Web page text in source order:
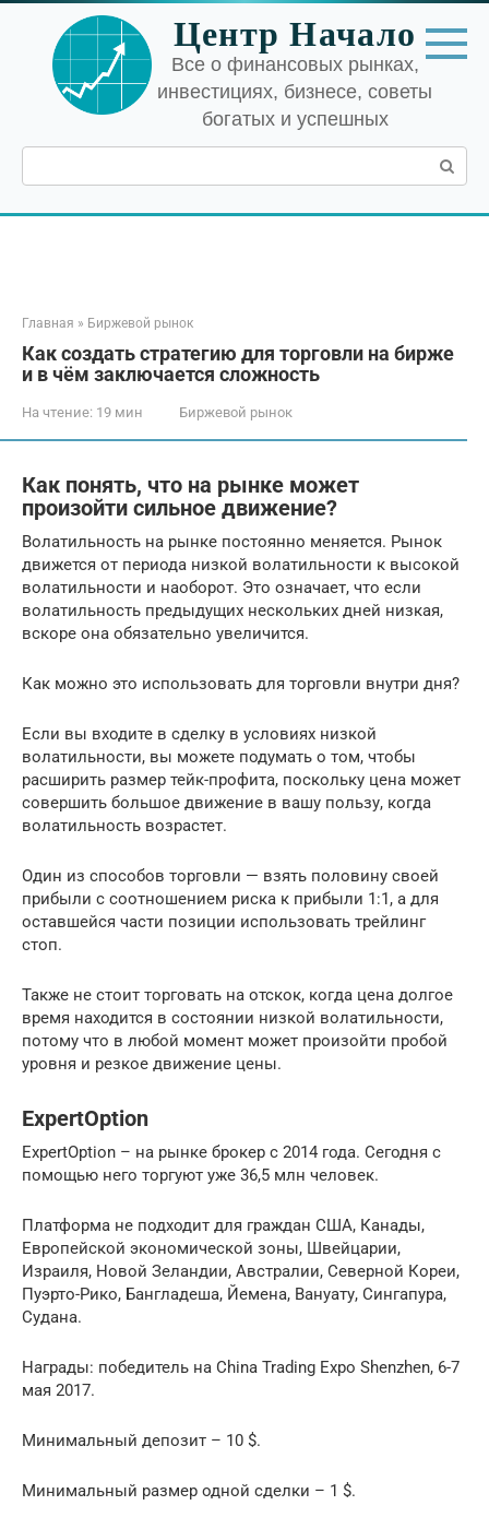
Перейти
контенту
Центр Начало
Все о финансовых рынках,
инвестициях, бизнесе, советы
богатых и успешных
Поиск:
Главная » Биржевой рынок
Как создать стратегию для торговли на бирже
и в чём заключается сложность
На чтение: 19 мин Биржевой рынок
Как понять, что на рынке может
произойти сильное движение?
Волатильность на рынке постоянно меняется. Рынок
движется от периода низкой волатильности к высокой
волатильности и наоборот. Это означает, что если
волатильность предыдущих нескольких дней низкая,
вскоре она обязательно увеличится.
Как можно это использовать для торговли внутри дня?
Если вы входите в сделку в условиях низкой
волатильности, вы можете подумать о том, чтобы
расширить размер тейк-профита, поскольку цена может
совершить большое движение в вашу пользу, когда
волатильность возрастет.
Один из способов торговли — взять половину своей
прибыли с соотношением риска к прибыли 1:1, а для
оставшейся части позиции использовать трейлинг
стоп.
Также не стоит торговать на отскок, когда цена долгое
время находится в состоянии низкой волатильности,
потому что в любой момент может произойти пробой
уровня и резкое движение цены.
ExpertOption
ExpertOption – на рынке брокер с 2014 года. Сегодня с
помощью него торгуют уже 36,5 млн человек.
Платформа не подходит для граждан США, Канады,
Европейской экономической зоны, Швейцарии,
Израиля, Новой Зеландии, Австралии, Северной Кореи,
Пуэрто-Рико, Бангладеша, Йемена, Вануату, Сингапура,
Судана.
Награды: победитель на China Trading Expo Shenzhen, 6-7
мая 2017.
Минимальный депозит – 10 $.
Минимальный размер одной сделки – 1 $.